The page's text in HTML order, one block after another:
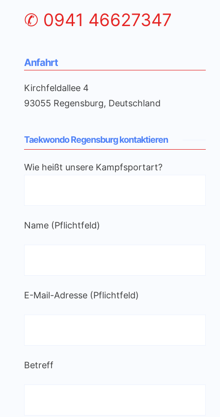
✆ 0941 46627347
Anfahrt
Kirchfeldallee 4
93055 Regensburg, Deutschland
Taekwondo Regensburg kontaktieren
Wie heißt unsere Kampfsportart?
Name (Pflichtfeld)
E-Mail-Adresse (Pflichtfeld)
Betreff